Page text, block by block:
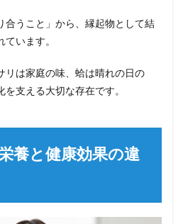
合うこと」から、縁起物として結
います。
リは家庭の味、蛤は晴れの日の
支える大切な存在です。
養と健康効果の違